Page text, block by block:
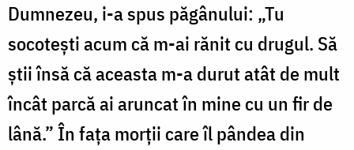
Dumnezeu, i-a spus păgânului: „Tu
socoteşti acum că m-ai rănit cu drugul. Să
ştii însă că aceasta m-a durut atât de mult
încât parcă ai aruncat în mine cu un fir de
lână.” În faţa morţii care îl pândea din